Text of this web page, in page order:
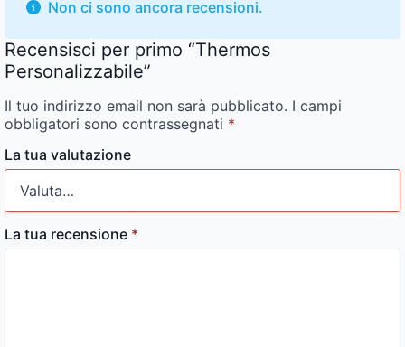
Non ci sono ancora recensioni.
Recensisci per primo “Thermos
Personalizzabile”
Il tuo indirizzo email non sarà pubblicato. I campi
obbligatori sono contrassegnati *
La tua valutazione
La tua recensione *